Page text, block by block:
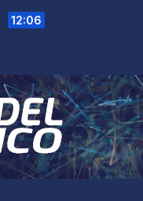
12:06